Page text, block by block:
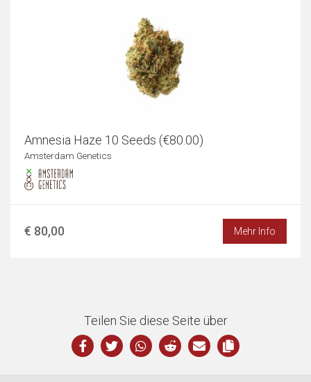
Amnesia Haze 10 Seeds (€80.00)
Amsterdam Genetics
€ 80,00 Mehr Info
Teilen Sie diese Seite über